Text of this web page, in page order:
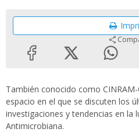
También conocido como
espacio en el que se discuten los
investigaciones y tendencias en la
Antimicrobiana.